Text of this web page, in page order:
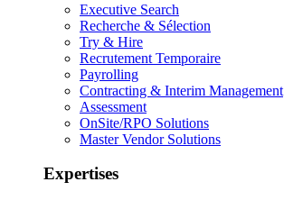
Executive Search
Recherche & Sélection
Try & Hire
Recrutement Temporaire
Payrolling
Contracting & Interim Management
Assessment
OnSite/RPO Solutions
Master Vendor Solutions
Expertises